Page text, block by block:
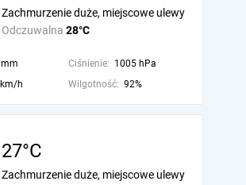
Odczuwalna 28°C
Zachmurzenie duże, miejscowe ulewy
Ciśnienie: 1005 hPa
h Wilgotność: 92%
27°C
Zachmurzenie duże, miejscowe ulewy